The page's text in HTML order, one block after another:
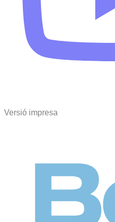
Versió impresa